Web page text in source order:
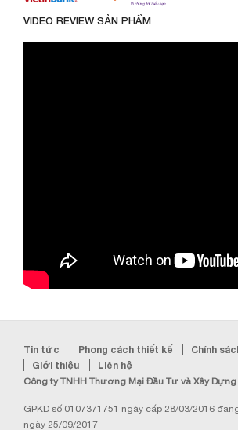
VIDEO REVIEW SẢN PHẨM
Tin tức Phong cách thiết kế
Chính
Giới thiệu
Liên hệ
Công ty TNHH Thương Mại Đầu Tư và Xây Dựng
GPKD số 0107371751 ngày cấp 28/03/2016
ngày 25/09/2017